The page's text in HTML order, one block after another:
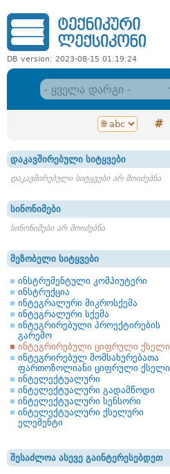
DB version: 2023-08-15 01:19:24
#
დაკავშირებული სიტყვები
დაკავშირებული სიტყვები არ მოიძებნა
სინონიმები
სინონიმები არ მოიძებნა
მეზობელი სიტყვები
ინსტრუმენტული კომპიუტერი
ინსტრუქცია
ინტეგრალური მიკროსქემა
ინტეგრალური სქემა
ინტეგრირებული პროექტირების
გარემო
ინტეგრირებული ციფრული ქსელი
ინტეგრირებულ მომსახურებათა
ფართოზოლიანი ციფრული ქსელი
ინტელექტუალური
ინტელექტუალური გადამწოდი
ინტელექტუალური სენსორი
ინტელექტუალური ქსელური
ელემენტი
შესაძლოა ასევე გაინტერესებდეთ